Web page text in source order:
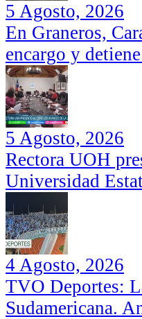
5 Agosto, 2026
En Graneros,
encargo y
5 Agosto, 2026
Rectora UOH
Universidad
4 Agosto, 2026
TVO Deportes:
Sudamericana.